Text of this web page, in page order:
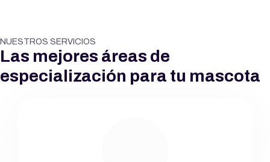
NUESTROS SERVICIOS
Las mejores áreas de
especialización para tu mascota